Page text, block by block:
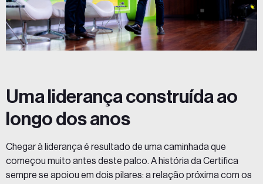
Uma liderança construída ao
longo dos anos
Chegar à liderança é resultado de uma caminhada que
começou muito antes deste palco. A história da Certifica
sempre se apoiou em dois pilares: a relação próxima com os